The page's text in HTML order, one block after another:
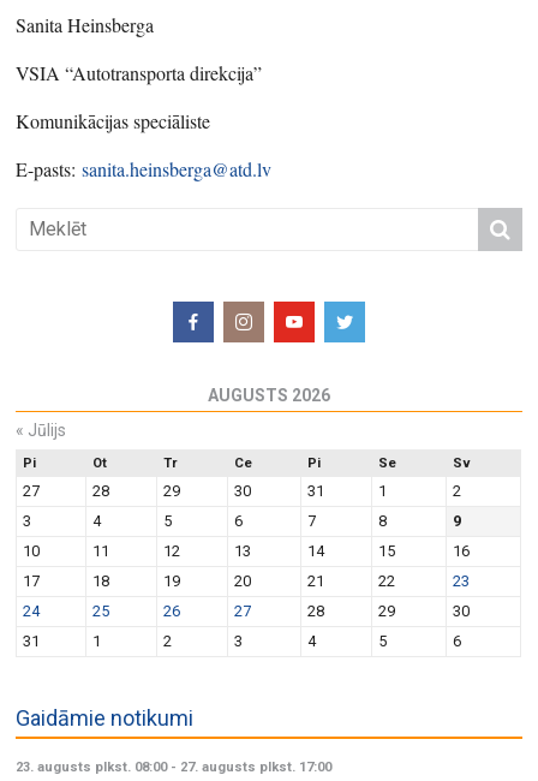
Sanita Heinsberga
VSIA “Autotransporta direkcija”
Komunikācijas speciāliste
E-pasts:sanita.heinsberga@atd.lv
AUGUSTS 2026
« Jūlijs
Pi Ot Tr Ce Pi Se Sv
27 28 29 30 31 1
2
3
4 5 6 7 8
9
10
11 12 13 14 15
16
17
18 19 20 21 22
23
24
25 26 27 28 29
30
31
1 2 3 4 5 6
Gaidāmie notikumi
23. augusts plkst. 08:00- 27. augusts plkst. 17:00